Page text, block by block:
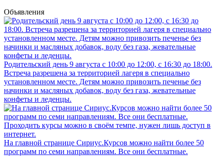
Объявления
Родительский день 9 августа с 10:00 до 12:00, с 16:30 до 18:00.
Встреча разрешена за территорией лагеря в специально
установленном месте. Детям можно привозить печенье без
начинки и масляных добавок, воду без газа, жевательные
конфеты и леденцы.
На главной странице Сириус.Курсов можно найти более 50
программ по семи направлениям. Все они бесплатные.